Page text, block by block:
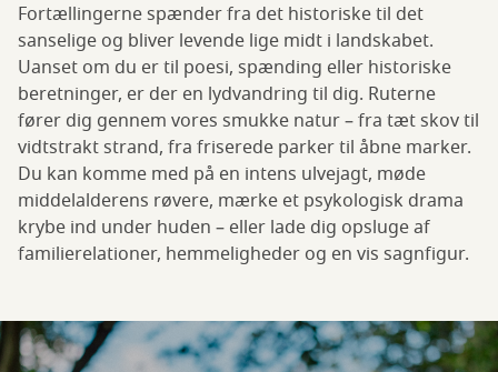
Fortællingerne spænder fra det historiske til det
sanselige og bliver levende lige midt i landskabet.
Uanset om du er til poesi, spænding eller historiske
beretninger, er der en lydvandring til dig. Ruterne
fører dig gennem vores smukke natur – fra tæt skov til
vidtstrakt strand, fra friserede parker til åbne marker.
Du kan komme med på en intens ulvejagt, møde
middelalderens røvere, mærke et psykologisk drama
krybe ind under huden – eller lade dig opsluge af
familierelationer, hemmeligheder og en vis sagnfigur.